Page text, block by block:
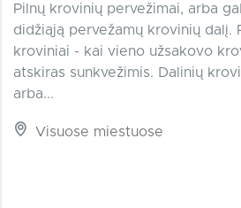
Pilnų krovinių pervežimai, arba
didžiąją pervežamų krovinių dalį.
kroviniai - kai vieno užsakovo
atskiras sunkvežimis. Dalinių
arba...
Visuose miestuose